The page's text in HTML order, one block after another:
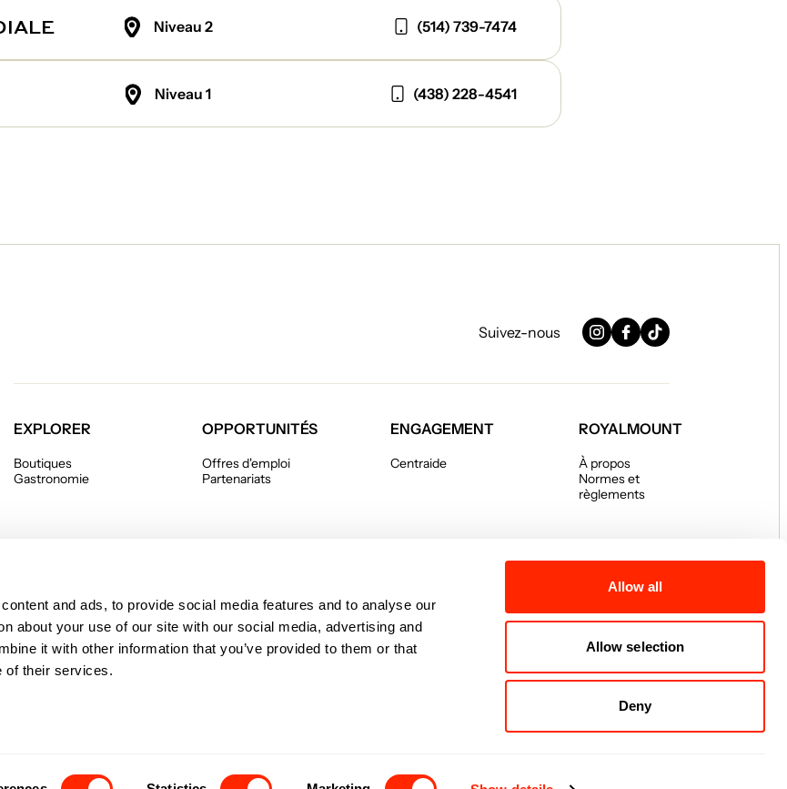
and ads, to provide social media features and to analyse our
about your use of our site with our social media, advertising and
it with other information that you’ve provided to them or that
of their services.
Allow all
Allow selection
Deny
Niveau 2 (514) 739-7474
Niveau 1 (438) 228-4541
Suivez-nous
Instagram
Facebook
TikTok
EXPLORER
Boutiques
Gastronomie
OPPORTUNITÉS
Offres d'emploi
Partenariats
ENGAGEMENT
Centraide
ROYALMOUNT
À propos
Normes et
règlements
© 2026 Royalmount